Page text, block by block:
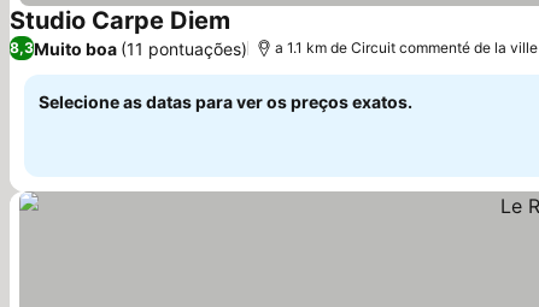
Studio Carpe Diem
8,3Muito boa (11 pontuações) a 1.1 km de Circuit commenté de la ville
Selecione as datas para ver os preços exatos.